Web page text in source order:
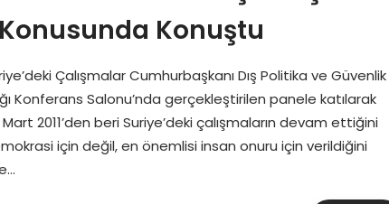
Konuştu
Çalışmalar Cumhurbaşkanı Dış Politika ve Güvenlik
Konferans Salonu’nda gerçekleştirilen panele katılarak
2011’den beri Suriye’deki çalışmaların devam ettiğini
için değil, en önemlisi insan onuru için verildiğini